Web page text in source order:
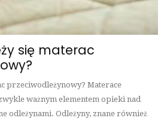
się materac
przeciwodleżynowy? Materace
ważnym elementem opieki nad
odleżynami. Odleżyny, znane również